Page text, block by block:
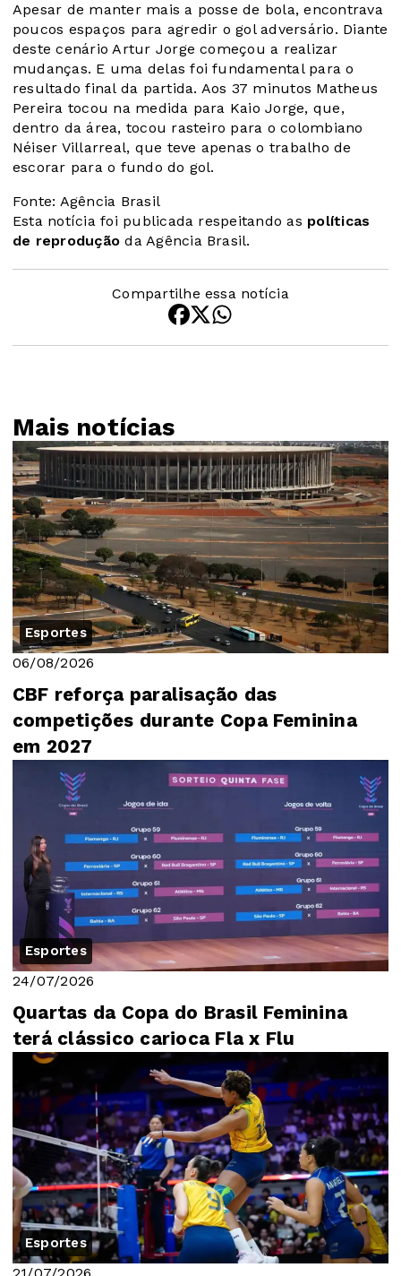
Apesar de manter mais a posse de bola, encontrava
poucos espaços para agredir o gol adversário. Diante
deste cenário Artur Jorge começou a realizar
mudanças. E uma delas foi fundamental para o
resultado final da partida. Aos 37 minutos Matheus
Pereira tocou na medida para Kaio Jorge, que,
dentro da área, tocou rasteiro para o colombiano
Néiser Villarreal, que teve apenas o trabalho de
escorar para o fundo do gol.
Fonte: Agência Brasil
Esta notícia foi publicada respeitando as políticas
de reprodução da Agência Brasil.
Compartilhe essa notícia
Mais notícias
Esportes
06/08/2026
CBF reforça paralisação das
competições durante Copa Feminina
em 2027
Esportes
24/07/2026
Quartas da Copa do Brasil Feminina
terá clássico carioca Fla x Flu
Esportes